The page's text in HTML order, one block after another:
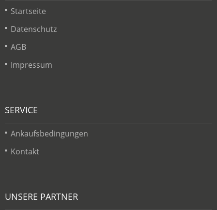
Startseite
Datenschutz
AGB
Impressum
SERVICE
Ankaufsbedingungen
Kontakt
UNSERE PARTNER